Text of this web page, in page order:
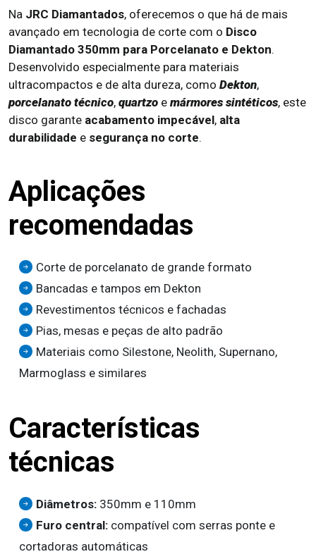
Na JRC Diamantados, oferecemos o que há de mais
avançado em tecnologia de corte com o Disco
Diamantado 350mm para Porcelanato e Dekton.
Desenvolvido especialmente para materiais
ultracompactos e de alta dureza, como Dekton,
porcelanato técnico, quartzo e mármores sintéticos, este
disco garante acabamento impecável, alta
durabilidade e segurança no corte.
Aplicações
recomendadas
Corte de porcelanato de grande formato
Bancadas e tampos em Dekton
Revestimentos técnicos e fachadas
Pias, mesas e peças de alto padrão
Materiais como Silestone, Neolith, Supernano,
Marmoglass e similares
Características
técnicas
Diâmetros: 350mm e 110mm
Furo central: compatível com serras ponte e
cortadoras automáticas